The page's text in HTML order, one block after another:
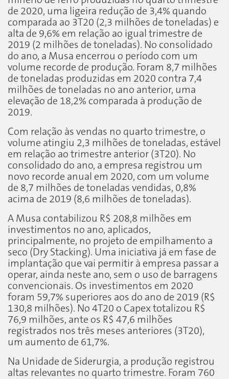
de 2020, uma ligeira redução de 3,4% quando
comparada ao 3T20 (2,3 milhões de toneladas) e
alta de 9,6% em relação ao igual trimestre de
2019 (2 milhões de toneladas). No consolidado
do ano, a Musa encerrou o período com um
volume recorde de produção. Foram 8,7 milhões
de toneladas produzidas em 2020 contra 7,4
milhões de toneladas no ano anterior, uma
elevação de 18,2% comparada à produção de
2019.
Com relação às vendas no quarto trimestre, o
volume atingiu 2,3 milhões de toneladas, estável
em relação ao trimestre anterior (3T20). No
consolidado do ano, a empresa registrou um
novo recorde anual em 2020, com um volume
de 8,7 milhões de toneladas vendidas, 0,8%
acima de 2019 (8,6 milhões de toneladas).
A Musa contabilizou R$ 208,8 milhões em
investimentos no ano, aplicados,
principalmente, no projeto de empilhamento a
seco (Dry Stacking). Uma iniciativa já em fase de
implantação que vai permitir à empresa passar a
operar, ainda neste ano, sem o uso de barragens
convencionais. Os investimentos em 2020
foram 59,7% superiores aos do ano de 2019 (R$
130,8 milhões). No 4T20 o Capex totalizou R$
76,9 milhões, ante os R$ 47,6 milhões
registrados nos três meses anteriores (3T20),
um aumento de 61,7%.
Na Unidade de Siderurgia, a produção registrou
altas relevantes no quarto trimestre. Foram 760